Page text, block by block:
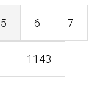
5 6 7
1143